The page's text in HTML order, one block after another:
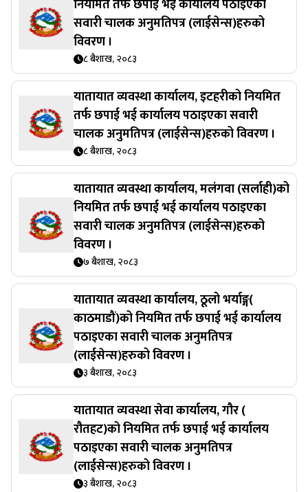
नियमित तर्फ छपाई भई कार्यालय पठाइएका
सवारी चालक अनुमतिपत्र (लाईसेन्स)हरुको
विवरण ।
८ बैशाख, २०८३
यातायात व्यवस्था कार्यालय, इटहरीको नियमित
तर्फ छपाई भई कार्यालय पठाइएका सवारी
चालक अनुमतिपत्र (लाईसेन्स)हरुको विवरण ।
८ बैशाख, २०८३
यातायात व्यवस्था कार्यालय, मलंगवा (सर्लाही)को
नियमित तर्फ छपाई भई कार्यालय पठाइएका
सवारी चालक अनुमतिपत्र (लाईसेन्स)हरुको
विवरण ।
७ बैशाख, २०८३
यातायात व्यवस्था कार्यालय, ठूलो भर्याङ्ग(
काठमाडौं)को नियमित तर्फ छपाई भई कार्यालय
पठाइएका सवारी चालक अनुमतिपत्र
(लाईसेन्स)हरुको विवरण ।
३ बैशाख, २०८३
यातायात व्यवस्था सेवा कार्यालय, गौर (
रौतहट)को नियमित तर्फ छपाई भई कार्यालय
पठाइएका सवारी चालक अनुमतिपत्र
(लाईसेन्स)हरुको विवरण ।
३ बैशाख, २०८३